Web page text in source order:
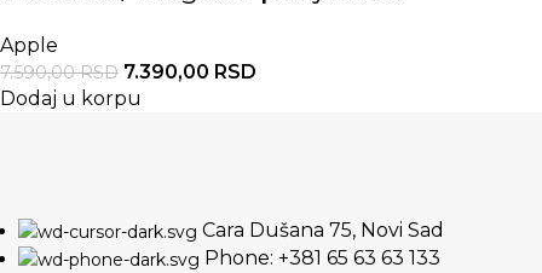
Apple
7.590,00RSD 7.390,00 RSD
Dodaj u korpu
Cara Dušana 75, Novi Sad
Phone: +381 65 63 63 133